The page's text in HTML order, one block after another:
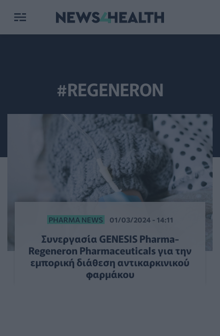
#REGENERON
PHARMA NEWS 01/03/2024 - 14:11
Συνεργασία GENESIS Pharma-
Regeneron Pharmaceuticals για την
εμπορική διάθεση αντικαρκινικού
φαρμάκου